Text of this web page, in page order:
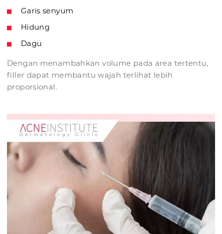
Garis senyum
Hidung
Dagu
Dengan menambahkan volume pada area tertentu,
filler dapat membantu wajah terlihat lebih
proporsional.